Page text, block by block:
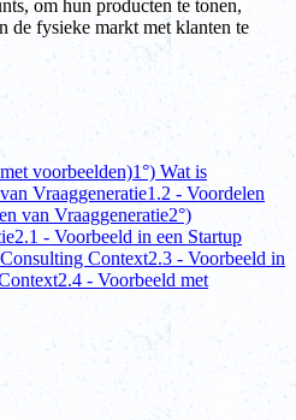
om hun producten te tonen,
de fysieke markt met klanten te
voorbeelden)1°) Wat is
Vraaggeneratie1.2 - Voordelen
van Vraaggeneratie2°)
2.1 - Voorbeeld in een Startup
Context2.3 - Voorbeeld in
2.4 - Voorbeeld met